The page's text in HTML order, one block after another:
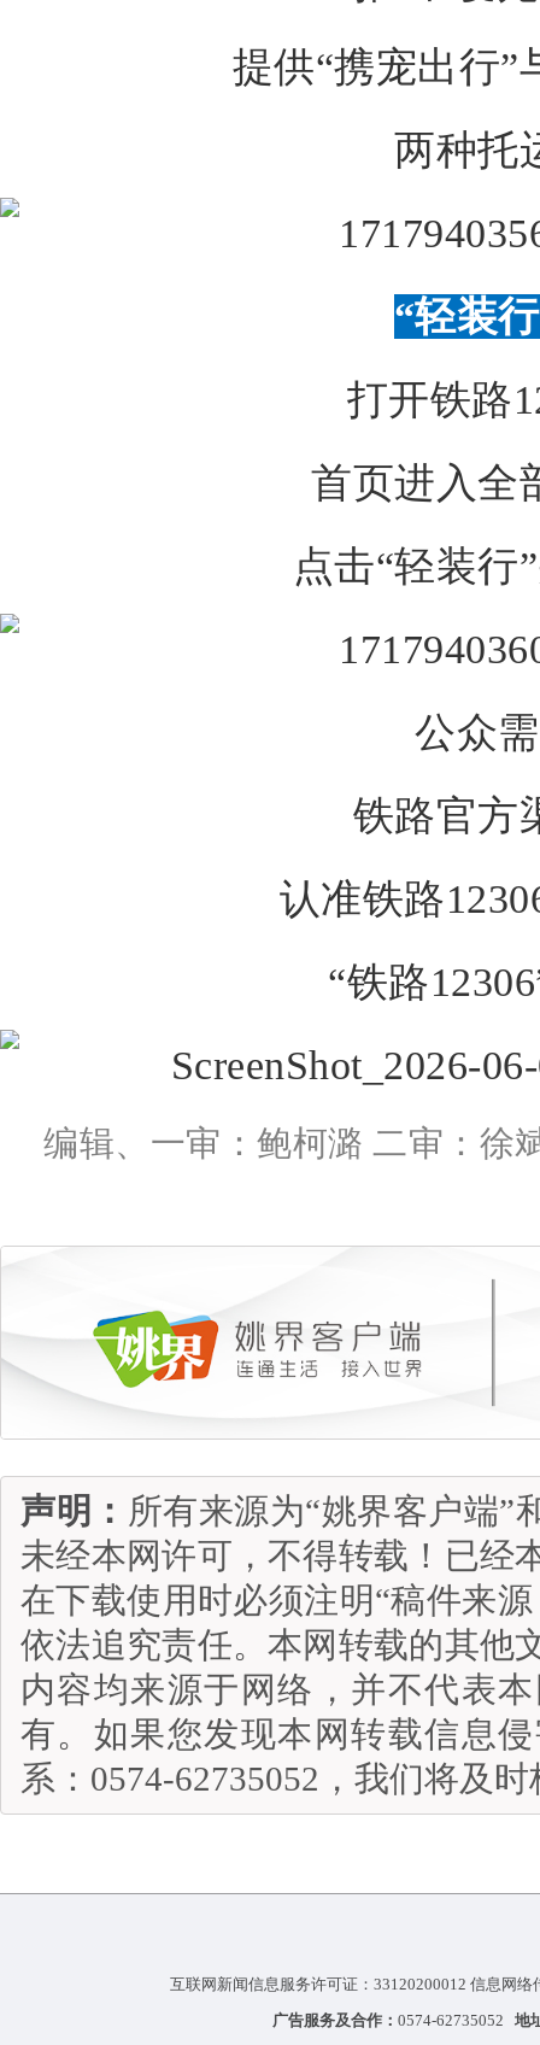
提供“携宠出行”
两种托
“轻装
打开铁路
首页进入全
点击“轻装行”
公众
铁路官方
认准铁路
“铁路
编辑、一审：鲍柯潞 二审：徐
声明： 所有来源为“姚界客户端”
未经本网许可，不得转载！已经
在下载使用时必须注明“稿件来
依法追究责任。本网转载的其他
内容均来源于网络，并不代表
有。如果您发现本网转载信息
系：0574-62735052，我们将及
互联网新闻信息服务许可证：33120200012 信息网
广告服务及合作： 0574-62735052 地